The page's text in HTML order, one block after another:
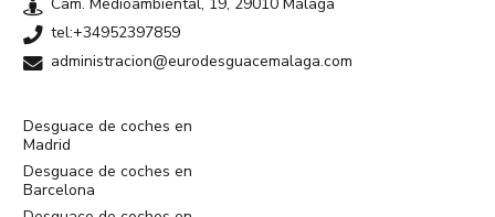
tel:+34952397859
administracion@eurodesguacemalaga.com
Desguace de coches en
Madrid
Desguace de coches en
Barcelona